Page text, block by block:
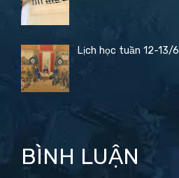
Lịch học tuần 12-13/6
BÌNH LUẬN